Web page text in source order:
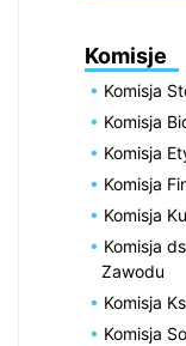
Komisje
Komisja
Komisja
Komisja
Komisja
Komisja
Komisja
Zawodu
Komisja
Komisja